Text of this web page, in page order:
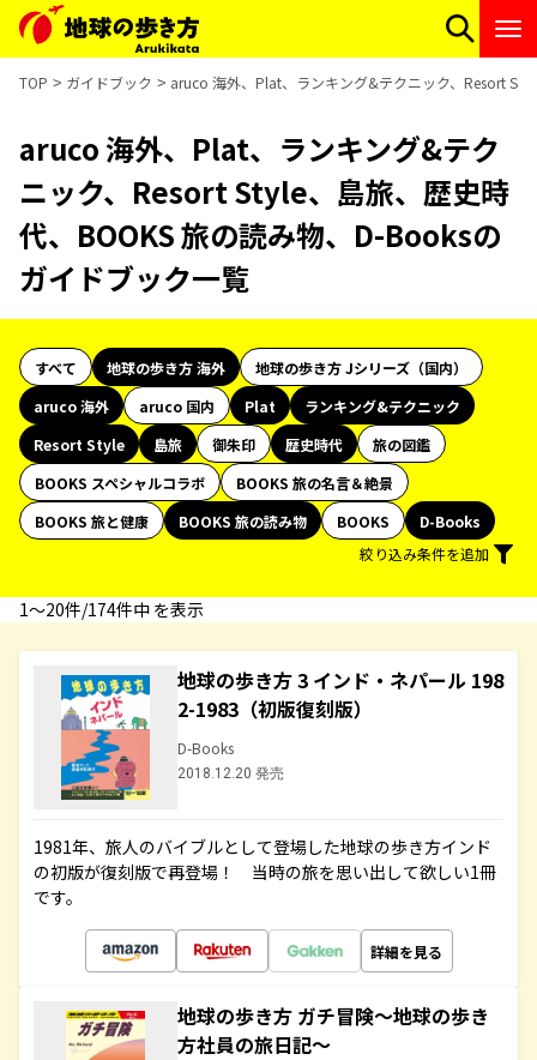
TOP ガイドブック aruco 海外、Plat、ランキング&テクニック、Resort
aruco 海外、Plat、ランキング&テク
ニック、Resort Style、島旅、歴史時
代、BOOKS 旅の読み物、D-Booksの
ガイドブック一覧
すべて 地球の歩き方 海外
地球の歩き方 Jシリーズ（国内）
aruco 海外
aruco 国内 Plat
ランキング&テクニック
Resort Style
島旅 御朱印 歴史時代
旅の図鑑
BOOKS スペシャルコラボ
BOOKS 旅の名言＆絶景
BOOKS 旅と健康
BOOKS 旅の読み物 BOOKS
D-Books
絞り込み条件を追加
1〜20件/174件中 を表示
地球の歩き方 3 インド・ネパール 198
2-1983（初版復刻版）
D-Books
2018.12.20 発売
1981年、旅人のバイブルとして登場した地球の歩き方インド
の初版が復刻版で再登場！ 当時の旅を思い出して欲しい1冊
です。
詳細を見る
地球の歩き方 ガチ冒険～地球の歩き
方社員の旅日記～